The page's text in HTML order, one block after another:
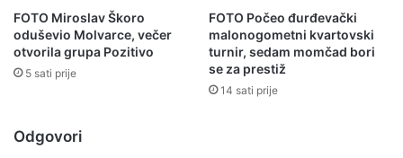
FOTO Miroslav Škoro
oduševio Molvarce, večer
otvorila grupa Pozitivo
5 sati prije
FOTO Počeo đurđevački
malonogometni kvartovski
turnir, sedam momčad bori
se za prestiž
14 sati prije
Odgovori